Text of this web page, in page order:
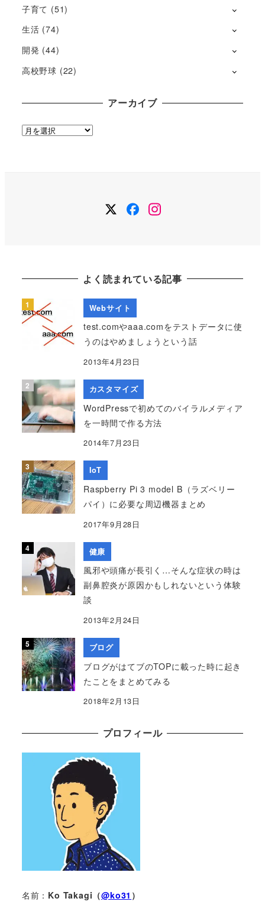
子育て (51)
生活 (74)
開発 (44)
高校野球 (22)
アーカイブ
ア
Twitter
Facebook
Instagram
よく読まれている記事
Webサイト
test.comやaaa.comをテストデータに使
うのはやめましょうという話
2013年4月23日
カスタマイズ
WordPressで初めてのバイラルメディア
を一時間で作る方法
2014年7月23日
IoT
Raspberry Pi 3 model B（ラズベリー
パイ）に必要な周辺機器まとめ
2017年9月28日
健康
風邪や頭痛が長引く…そんな症状の時は
副鼻腔炎が原因かもしれないという体験
談
2013年2月24日
ブログ
ブログがはてブのTOPに載った時に起き
たことをまとめてみる
2018年2月13日
プロフィール
名前： Ko Takagi（@ko31 ）